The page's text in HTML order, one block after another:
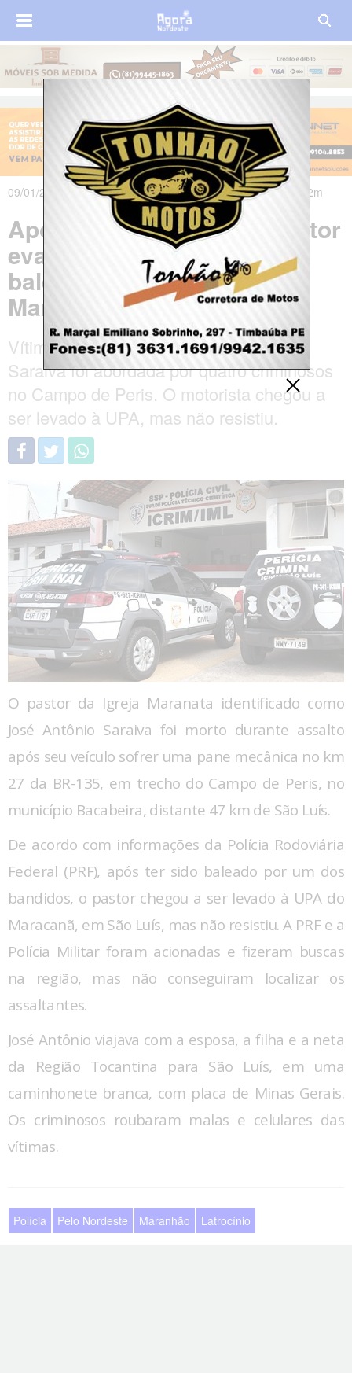
09/01/2020 às 12h20m - Atualizado em 09/01/2020 às 12h22m
Após pane em veículo, pastor
evangélico morre ao ser
baleado em assalto no
Maranhão
Vítima identificada como José Antônio
Saraiva foi abordada por quatro criminosos
no Campo de Peris. O motorista chegou a
ser levado à UPA, mas não resistiu.
O pastor da Igreja Maranata identificado como
José Antônio Saraiva foi morto durante assalto
após seu veículo sofrer uma pane mecânica no km
27 da BR-135, em trecho do Campo de Peris, no
município Bacabeira, distante 47 km de São Luís.
De acordo com informações da Polícia Rodoviária
Federal (PRF), após ter sido baleado por um dos
bandidos, o pastor chegou a ser levado à UPA do
Maracanã, em São Luís, mas não resistiu. A PRF e a
Polícia Militar foram acionadas e fizeram buscas
na região, mas não conseguiram localizar os
assaltantes.
José Antônio viajava com a esposa, a filha e a neta
da Região Tocantina para São Luís, em uma
caminhonete branca, com placa de Minas Gerais.
Os criminosos roubaram malas e celulares das
vítimas.
Polícia Pelo Nordeste Maranhão Latrocínio